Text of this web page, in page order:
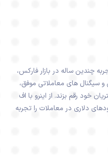
چندین ساله در بازار فارکس،
و سیگنال های معاملاتی موفق،
خود رقم بزند. از اینرو با اف
دلاری در معاملات را تجربه